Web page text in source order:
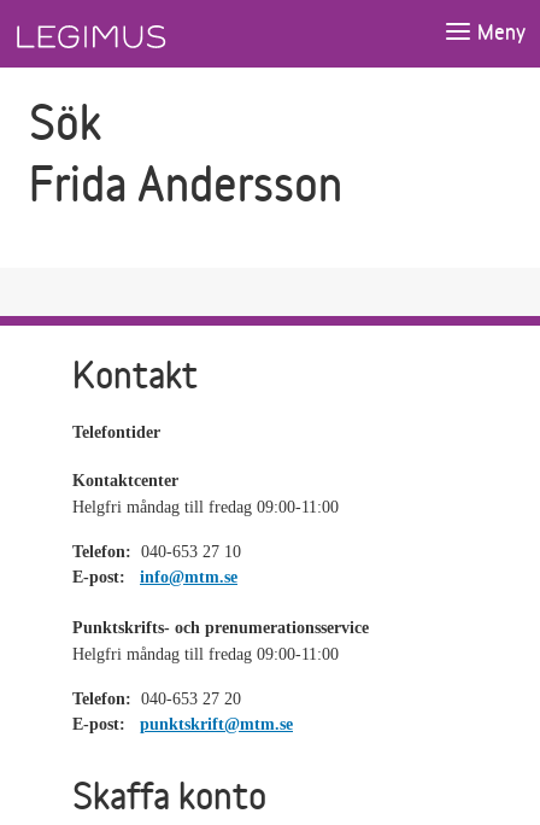
Meny
Sök
Frida Andersson
Kontakt
Telefontider
Kontaktcenter
Helgfri måndag till fredag 09:00-11:00
Telefon: 040-653 27 10
E-post:
info@mtm.se
Punktskrifts- och prenumerationsservice
Helgfri måndag till fredag 09:00-11:00
Telefon: 040-653 27 20
E-post:
punktskrift@mtm.se
Skaffa konto